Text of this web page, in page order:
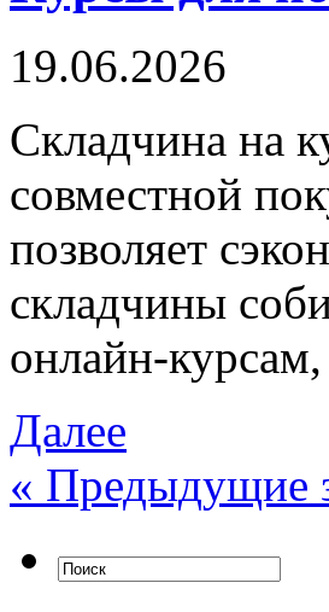
19.06.2026
Склaдчинa нa
совместной
позволяет
складчины
онлайн-
Далее
« Предыдущие